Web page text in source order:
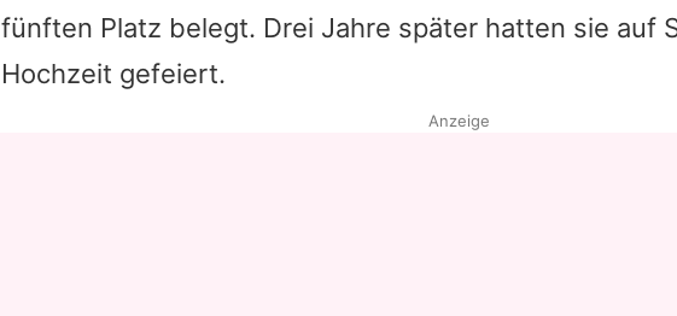
fünften Platz belegt. Drei Jahre später hatten sie auf
Hochzeit gefeiert.
Anzeige